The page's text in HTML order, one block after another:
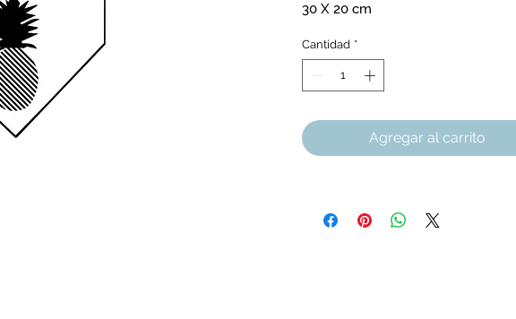
30 X 20 cm
Cantidad *
Agregar al carrito